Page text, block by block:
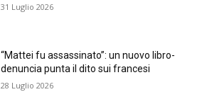
31 Luglio 2026
“Mattei fu assassinato”: un nuovo libro-
denuncia punta il dito sui francesi
28 Luglio 2026